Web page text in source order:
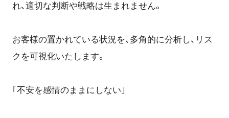
れ、適切な判断や戦略は生まれません。
お客様の置かれている状況を、多角的に分析し、リス
クを可視化いたします。
｢不安を感情のままにしない｣